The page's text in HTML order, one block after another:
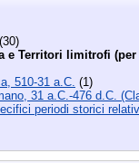
(30)
e Territori limitrofi
510-31 a.C. (1)
31 a.C.-476 d.C.
periodi storici